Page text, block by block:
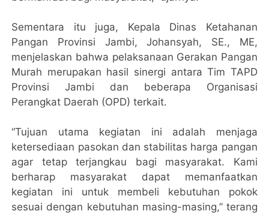
Sementara itu juga, Kepala Dinas Ketahanan
Pangan Provinsi Jambi, Johansyah, SE., ME,
menjelaskan bahwa pelaksanaan Gerakan Pangan
Murah merupakan hasil sinergi antara Tim TAPD
Provinsi Jambi dan beberapa Organisasi
Perangkat Daerah (OPD) terkait.
“Tujuan utama kegiatan ini adalah menjaga
ketersediaan pasokan dan stabilitas harga pangan
agar tetap terjangkau bagi masyarakat. Kami
berharap masyarakat dapat memanfaatkan
kegiatan ini untuk membeli kebutuhan pokok
sesuai dengan kebutuhan masing-masing,” terang